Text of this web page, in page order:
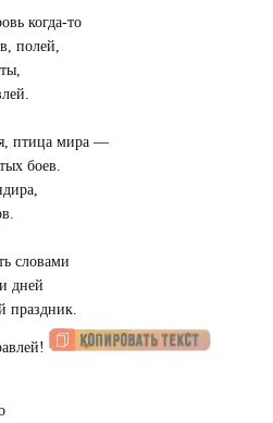
когда-то
полей,
птица мира —
боев.
словами
дней
праздник.